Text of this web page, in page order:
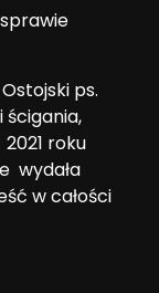
ps.
roku
wydała
w całości